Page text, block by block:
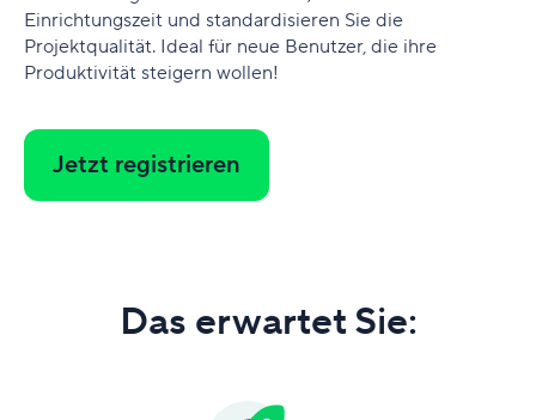
Einrichtungszeit und standardisieren Sie die
Projektqualität. Ideal für neue Benutzer, die ihre
Produktivität steigern wollen!
Jetzt registrieren
Das erwartet Sie: